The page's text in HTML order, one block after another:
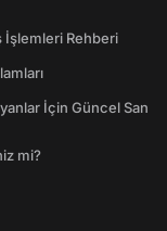
İşlemleri Rehberi
İçin Güncel San
mi?